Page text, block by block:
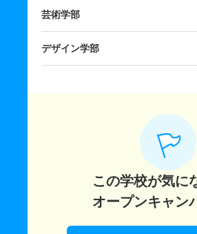
芸術学部
デザイン学部
この学校が気に
オープンキャン